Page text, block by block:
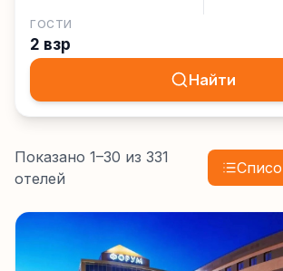
ГОСТИ
2 взр
Найти
Показано 1–30 из 331
отелей